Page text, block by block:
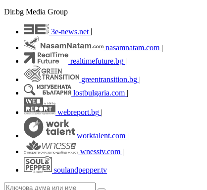
Dir.bg Media Group
3e-news.net
nasamnatam.com |
realtimefuture.bg |
greentransition.bg |
lostbulgaria.com |
webreport.bg |
worktalent.com |
wnesstv.com |
soulandpepper.tv